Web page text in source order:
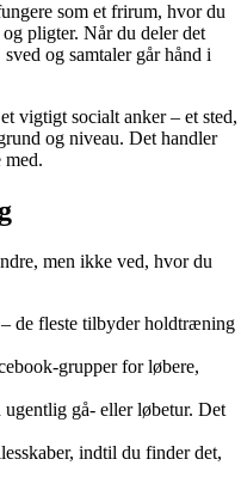
som et frirum, hvor du
pligter. Når du deler det
og samtaler går hånd i
vigtigt socialt anker – et sted,
og niveau. Det handler
men ikke ved, hvor du
– de fleste tilbyder holdtræning
grupper for løbere,
gå- eller løbetur. Det
indtil du finder det,